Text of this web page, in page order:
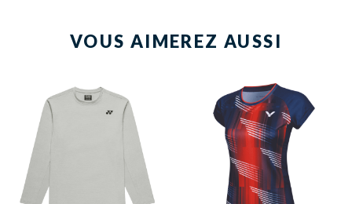
VOUS AIMEREZ AUSSI